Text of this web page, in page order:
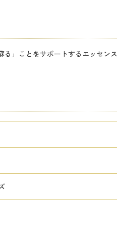
」ことをサポートするエッセン